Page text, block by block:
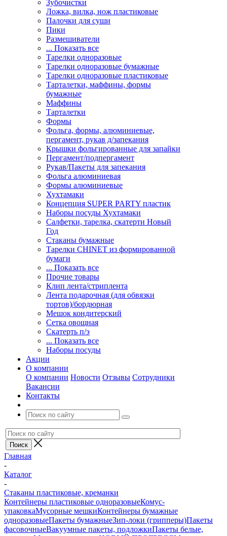
Зубочистки
Ложка, вилка, нож пластиковые
Палочки для суши
Пики
Размешиватели
... Показать все
Тарелки одноразовые
Тарелки одноразовые бумажные
Тарелки одноразовые пластиковые
Тарталетки, маффины, формы
бумажные
Маффины
Тарталетки
Формы
Фольга, формы, алюминиевые,
пергамент, рукав д/запекания
Крышки фольгированные для запайки
Пергамент/подпергамент
Рукав/Пакеты для запекания
Фольга алюминиевая
Формы алюминиевые
Хухтамаки
Концепция SUPER PARTY пластик
Наборы посуды Хухтамаки
Салфетки, тарелка, скатерти Новый
Год
Стаканы бумажные
Тарелки CHINET из формированной
бумаги
... Показать все
Прочие товары
Клип лента/стриплента
Лента подарочная (для обвязки
тортов)/бордюрная
Мешок кондитерский
Сетка овощная
Скатерть п/э
... Показать все
Наборы посуды
Акции
О компании
О компании Новости Отзывы Сотрудники
Вакансии
Контакты
Главная
-
Каталог
-
Стаканы пластиковые, креманки
Контейнеры пластиковые одноразовыеКомус-
упаковкаМусорные мешкиКонтейнеры бумажные
одноразовыеПакеты бумажныеЗип-локи (грипперы)Пакеты
фасовочныеВакуумные пакеты, подложкиПакеты белые,